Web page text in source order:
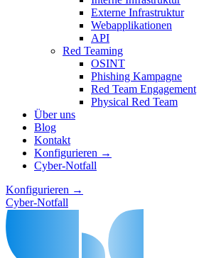
Externe Infrastruktur
Webapplikationen
API
Red Teaming
OSINT
Phishing Kampagne
Red Team Engagement
Physical Red Team
Über uns
Blog
Kontakt
Konfigurieren →
Cyber-Notfall
Konfigurieren →
Cyber-Notfall